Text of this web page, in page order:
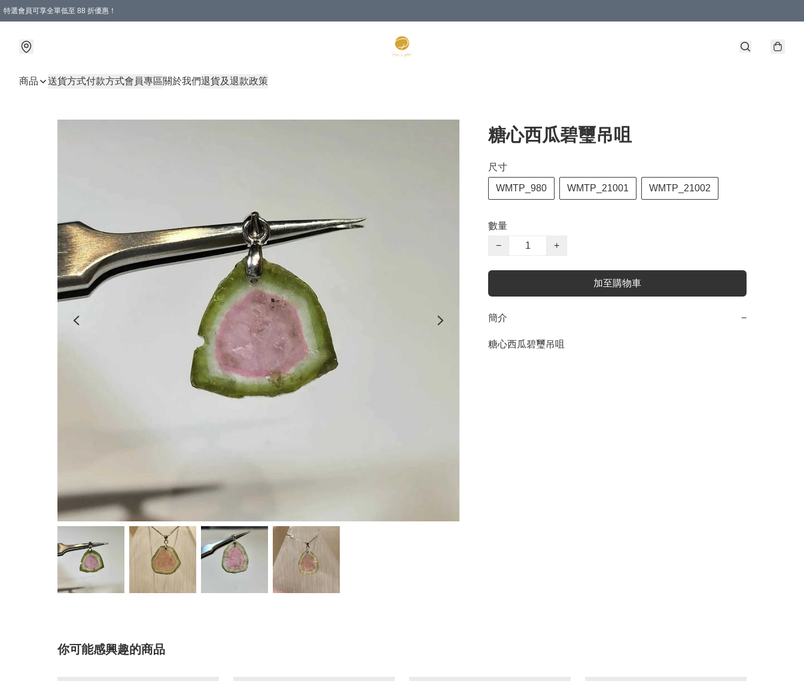
特選會員可享全單低至 88 折優惠！
商品 送貨方式付款方式會員專區關於我們退貨及退款政策
糖心西瓜碧璽吊咀
尺寸
WMTP_980 WMTP_21001 WMTP_21002
數量
−
+
加至購物車
簡介 −
糖心西瓜碧璽吊咀
你可能感興趣的商品